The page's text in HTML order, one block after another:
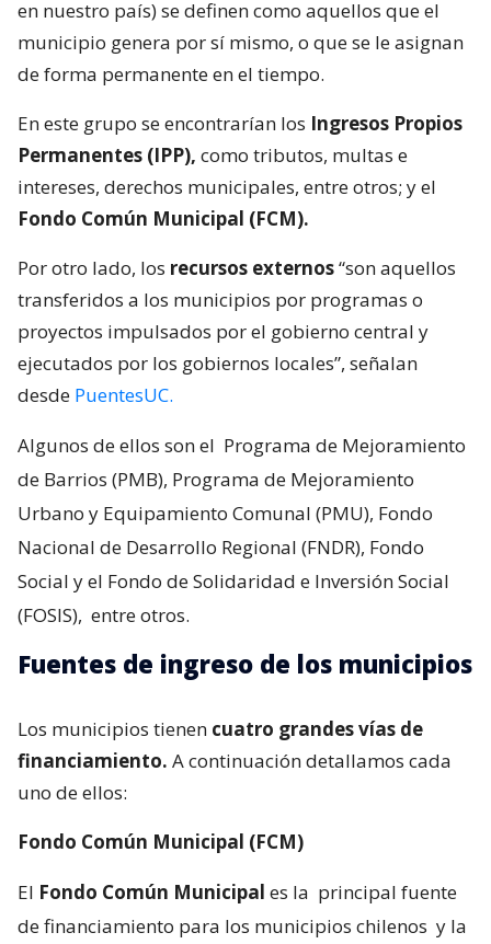
en nuestro país) se definen como aquellos que el
municipio genera por sí mismo, o que se le asignan
de forma permanente en el tiempo.
En este grupo se encontrarían los Ingresos Propios
Permanentes (IPP), como tributos, multas e
intereses, derechos municipales, entre otros; y el
Fondo Común Municipal (FCM).
Por otro lado, los recursos externos“son aquellos
transferidos a los municipios por programas o
proyectos impulsados por el gobierno central y
ejecutados por los gobiernos locales”, señalan
desde PuentesUC.
Algunos de ellos son el Programa de Mejoramiento
de Barrios (PMB), Programa de Mejoramiento
Urbano y Equipamiento Comunal (PMU), Fondo
Nacional de Desarrollo Regional (FNDR), Fondo
Social y el Fondo de Solidaridad e Inversión Social
(FOSIS), entre otros.
Fuentes de ingreso de los municipios
Los municipios tienen cuatro grandes vías de
financiamiento. A continuación detallamos cada
uno de ellos:
Fondo Común Municipal (FCM)
El Fondo Común Municipal es la principal fuente
de financiamiento para los municipios chilenos y la